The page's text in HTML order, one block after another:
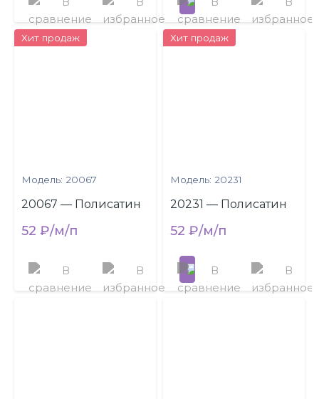
Хит продаж
Модель: 20067
20067 — Полисатин
52 ₽/м/п
Хит продаж
Модель: 20231
20231 — Полисатин
52 ₽/м/п